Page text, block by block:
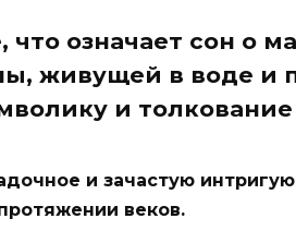
что означает сон о
живущей в воде и
и толкование
и зачастую
веков.